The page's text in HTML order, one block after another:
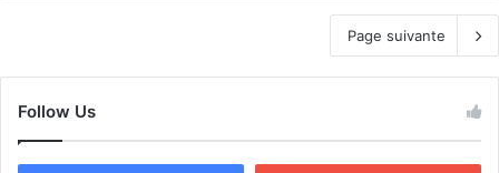
Page suivante
Follow Us